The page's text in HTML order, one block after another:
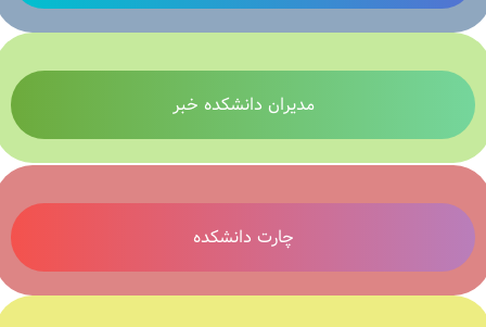
مدیران دانشکده خبر
چارت دانشکده